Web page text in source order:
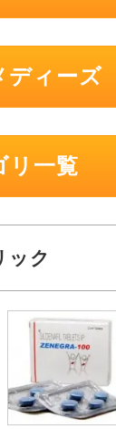
ディーズ
リ一覧
ック